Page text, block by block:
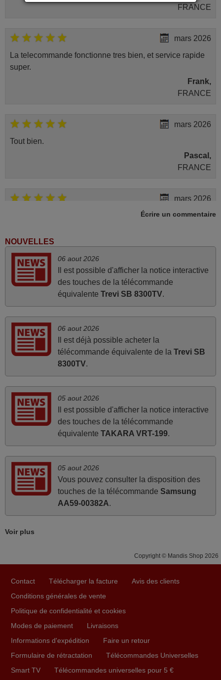
FRANCE
mars 2026
La telecommande fonctionne tres bien, et service rapide
super.
Frank,
FRANCE
mars 2026
Tout bien.
Pascal,
FRANCE
mars 2026
Je suis très content de cet achat. Cette télécommande est
d'origine ne fonctionnait plus (probablement le LED à
changer), et que certains boutons sur le Combiné Radio-
K7-DVD étaient inopérants. Voilà de quoi donner une
seconde vie à mes deux Panasonic haut de gamme des
années 90
Ravie de voir que ma commande effectuée a 13h30est
attend la réception Encore merci
FRANCE
Super Service
mai 2026
Concerne la télécommande de remplacement pour le
émis car le délai de 24h était dépassé, néanmoins j'ai
compatible avec mon besoin. Concernant la
fonctionnalité de la télécommande, le produit tient sa
la fonction des différentes touches. De plus, elle est
directement utilisable moyennant l'insertion des 2 piles
fournies.
JEAN,
Écrire un commentaire
NOUVELLES
06 aout 2026
Il est possible d'afficher la notice interactive
des touches de la télécommande
équivalente Trevi SB 8300TV.
06 aout 2026
Il est déjà possible acheter la
télécommande équivalente de la Trevi SB
8300TV.
05 aout 2026
Il est possible d'afficher la notice interactive
des touches de la télécommande
équivalente TAKARA VRT-199.
05 aout 2026
Vous pouvez consulter la disposition des
touches de la télécommande Samsung
AA59-00382A.
Voir plus
Copyright © Mandis Shop 2026
Contact Télécharger la facture
Avis des clients
Conditions générales de vente
Politique de confidentialité et cookies
Modes de paiement
Livraisons
Informations d'expédition
Faire un retour
Formulaire de rétractation
Télécommandes Universelles
Smart TV
Télécommandes universelles pour 5 €